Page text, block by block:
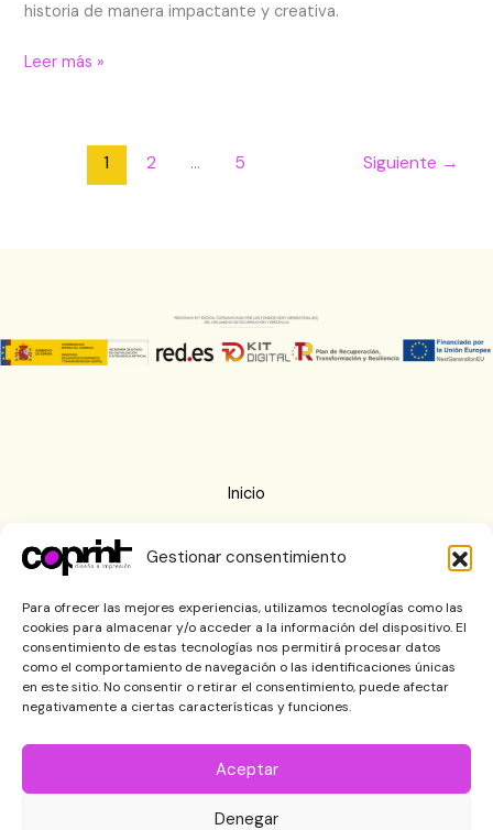
Gestionar consentimiento
Para ofrecer las mejores experiencias, utilizamos tecnologías como las
cookies para almacenar y/o acceder a la información del dispositivo. El
consentimiento de estas tecnologías nos permitirá procesar datos
como el comportamiento de navegación o las identificaciones únicas
en este sitio. No consentir o retirar el consentimiento, puede afectar
negativamente a ciertas características y funciones.
Aceptar
Denegar
historia de manera impactante y creativa.
Leer más »
1 2 … 5 Siguiente →
Inicio
Imprenta
Blog
Contactar